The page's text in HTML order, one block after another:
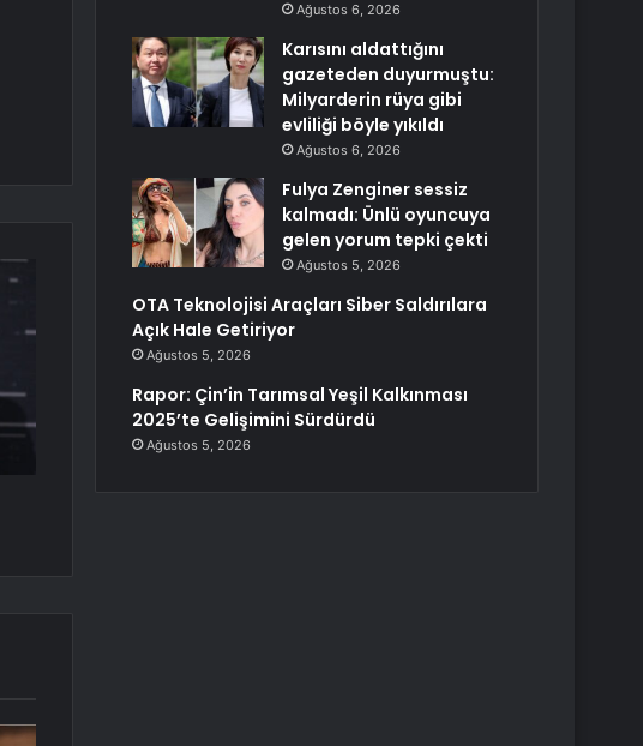
Ağustos 6, 2026
Karısını aldattığını
gazeteden duyurmuştu:
Milyarderin rüya gibi
evliliği böyle yıkıldı
Ağustos 6, 2026
Fulya Zenginer sessiz
kalmadı: Ünlü oyuncuya
gelen yorum tepki çekti
Ağustos 5, 2026
OTA Teknolojisi Araçları Siber Saldırılara
Açık Hale Getiriyor
Ağustos 5, 2026
Rapor: Çin’in Tarımsal Yeşil Kalkınması
2025’te Gelişimini Sürdürdü
Ağustos 5, 2026